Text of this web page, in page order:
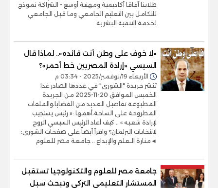
طلابنا آفاقا أكاديمية ومهنية أوسع - الشراكة نموذج
للتكامل بين التعليم الجامعي وما قبل الجامعي
لخدمة التنمية البشرية
«لا خوف على وطن أنت قائده».. لماذا قال
السيسي «إرادة المصريين خط أحمر»؟
الأربعاء 19/نوفمبر/2025 - 03:34 م
تنشر جريدة "الشورى" في عددها الصادر غدا
الخميس الموافق 20-11-2025 من الجريدة
المطبوعة تفاصيل العديد من القضايا،والملفات
المطروحة على الساحة،أهمها :« رئيس يستجيب
لإرادة شعبه » .. كيف أعاد الرئيس السيسي الروح
لانتخابات البرلمان؟ واقرأ أيضاً على صفحات الشورى:
◄منارة الـعلم والإبداع .. جامعة مصر للعلوم
جامعة مصر للعلوم والتكنولوجيا تستقبل
المستشار التعليمي التركي وتبحث سبل